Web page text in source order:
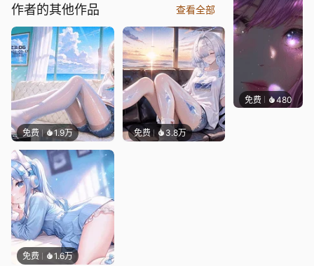
作者的其他作品 查看全部
免费 1.9万 免费 3.8万
免费 1.6万
免费 480辰东